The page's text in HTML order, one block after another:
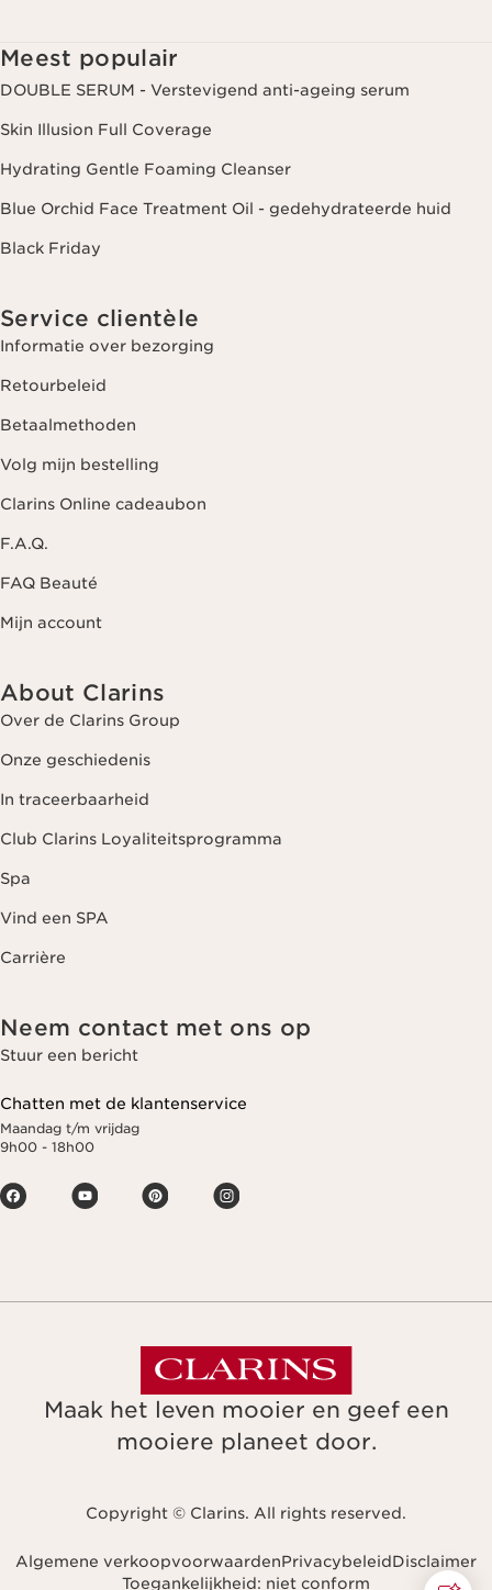
Meest populair
DOUBLE SERUM - Verstevigend anti-ageing serum
Skin Illusion Full Coverage
Hydrating Gentle Foaming Cleanser
Blue Orchid Face Treatment Oil - gedehydrateerde huid
Black Friday
Service clientèle
Informatie over bezorging
Retourbeleid
Betaalmethoden
Volg mijn bestelling
Clarins Online cadeaubon
F.A.Q.
FAQ Beauté
Mijn account
About Clarins
Over de Clarins Group
Onze geschiedenis
In traceerbaarheid
Club Clarins Loyaliteitsprogramma
Spa
Vind een SPA
Carrière
Neem contact met ons op
Stuur een bericht
Chatten met de klantenservice
Maandag t/m vrijdag
9h00 - 18h00
Maak het leven mooier en geef een
mooiere planeet door.
Copyright © Clarins. All rights reserved.
Algemene verkoopvoorwaardenPrivacybeleidDisclaimer
Toegankelijkheid: niet conform